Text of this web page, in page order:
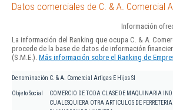
Datos comerciales de C. & A. Comercial
Información
La información del Ranking que ocupa C. & A.
procede de la base de datos de información
(S.M.E.). Más información sobre el Ranking de
Denominación C. & A. Comercial Artigas E Hijos Sl
Objeto Social
COMERCIO DE TODA CLASE DE MAQUINARIA
CUALESQUIERA OTRA ARTICULOS DE